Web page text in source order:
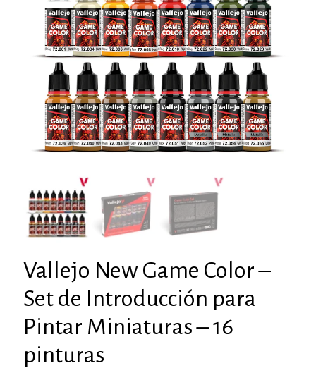
Vallejo New Game Color –
Set de Introducción para
Pintar Miniaturas – 16
pinturas